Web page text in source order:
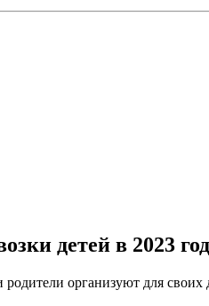
детей в 2023
организуют для